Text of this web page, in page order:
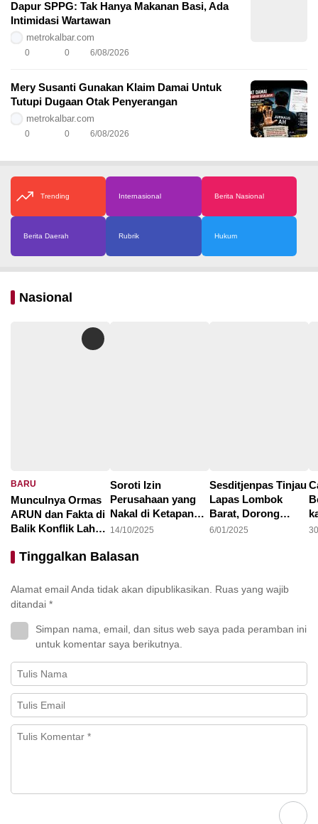
Dapur SPPG: Tak Hanya Makanan Basi, Ada
Intimidasi Wartawan
metrokalbar.com
0 0 6/08/2026
Mery Susanti Gunakan Klaim Damai Untuk
Tutupi Dugaan Otak Penyerangan
metrokalbar.com
0 0 6/08/2026
Trending Internasional Berita Nasional
Berita Daerah Rubrik Hukum
Nasional
BARU
Munculnya Ormas
ARUN dan Fakta di
Balik Konflik Lahan
Soroti Izin
Perusahaan yang
Nakal di Ketapang,
LAKI : Lahan Jadi
Tanggung Jawab?
14/10/2025
Sesditjenpas Tinjau
Lapas Lombok
Barat, Dorong
Optimalisasi
6/01/2025
Tinggalkan Balasan
Alamat email Anda tidak akan dipublikasikan.
Ruas yang wajib
ditandai *
Simpan nama, email, dan situs web saya pada peramban ini
untuk komentar saya berikutnya.